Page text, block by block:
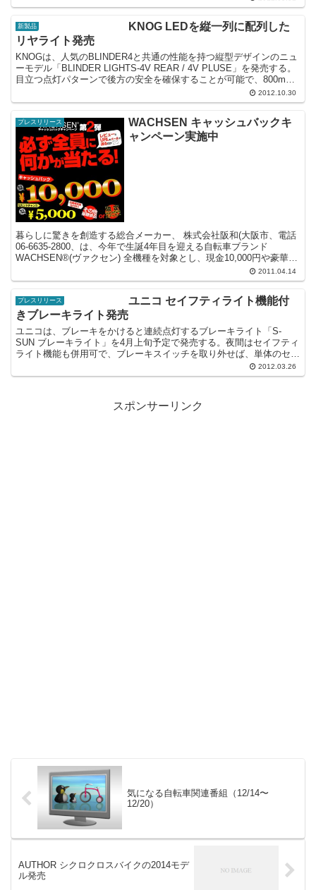
新製品
KNOG LEDを縦一列に配列した
リヤライト発売
KNOGは、人気のBLINDER4と共通の性能を持つ縦型デザインのニュ
ーモデル「BLINDER LIGHTS-4V REAR / 4V PLUSE」を発売する。
目立つ点灯パターンで後方の安全を確保することが可能で、800m先
2012.10.30
プレスリリース
WACHSEN キャッシュバックキ
ャンペーン実施中
暮らしに驚きを創造する総合メーカー、 株式会社阪和(大阪市、電話
06-6635-2800、は、今年で生誕4年目を迎える自転車ブランド
WACHSEN®(ヴァクセン) 全機種を対象とし、現金10,000円や豪華景
2011.04.14
プレスリリース
ユニコ セイフティライト機能付
きブレーキライト発売
ユニコは、ブレーキをかけると連続点灯するブレーキライト「S-
SUN ブレーキライト」を4月上旬予定で発売する。夜間はセイフティ
ライト機能も併用可で、ブレーキスイッチを取り外せば、単体のセイ
2012.03.26
スポンサーリンク
気になる自転車関連番組（12/14〜
12/20）
AUTHOR シクロクロスバイクの2014モデ
ル発売